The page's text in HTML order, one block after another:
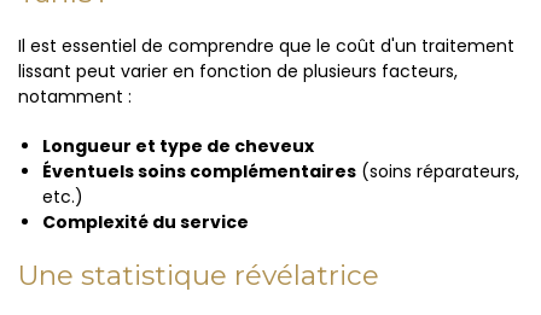
Il est essentiel de comprendre que le coût d'un traitement
lissant peut varier en fonction de plusieurs facteurs,
notamment :
Longueur et type de cheveux
Éventuels soins complémentaires (soins réparateurs,
etc.)
Complexité du service
Une statistique révélatrice